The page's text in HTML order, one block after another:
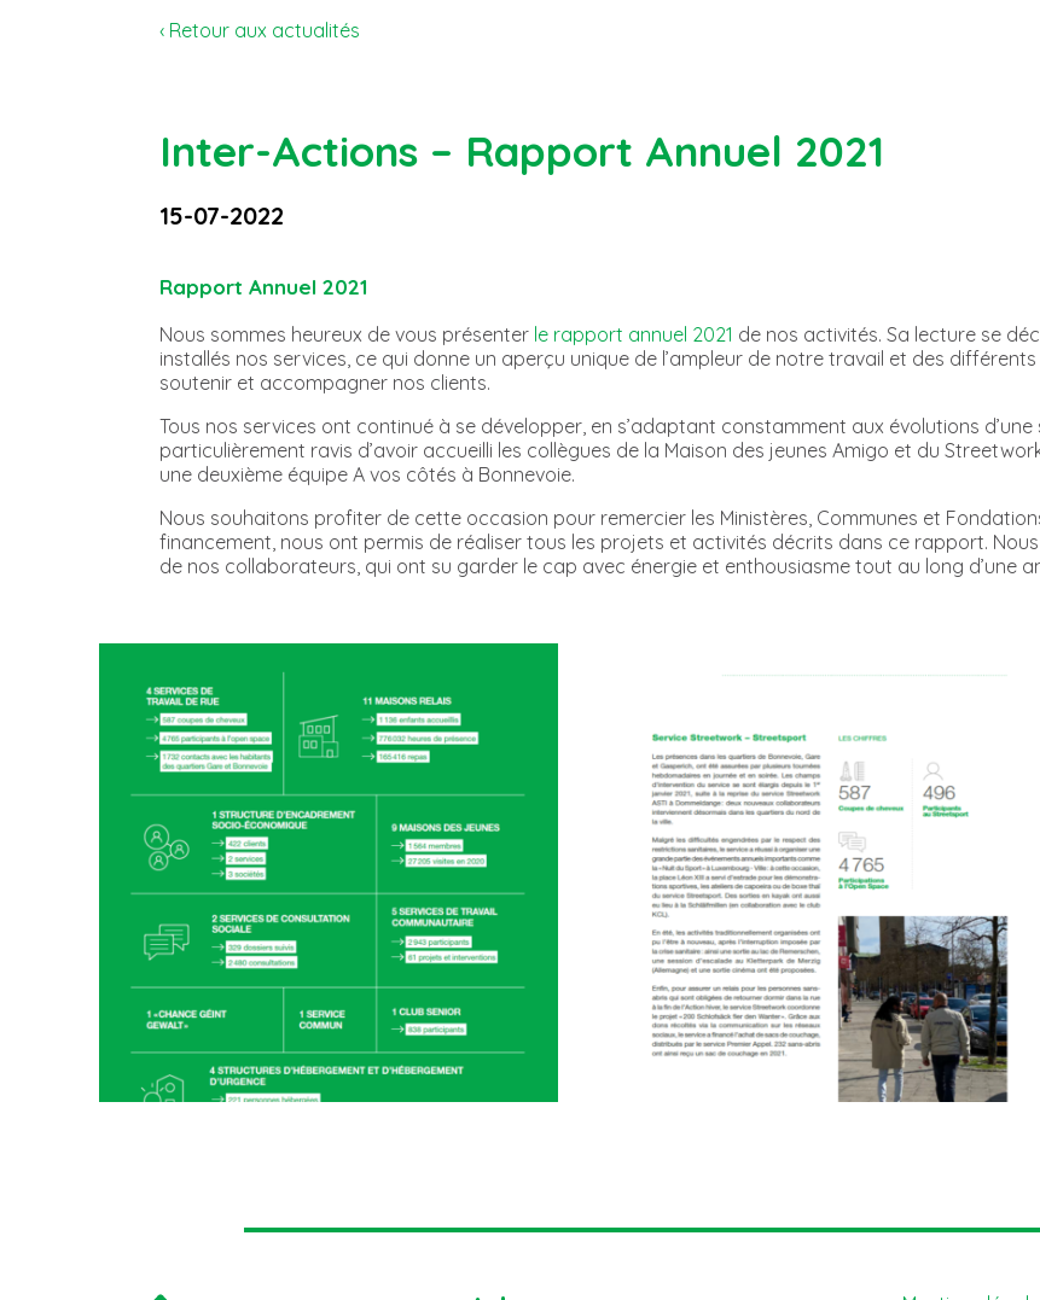
‹ Retour aux actualités
Inter-Actions – Rapport Annuel 2021
15-07-2022
Rapport Annuel 2021
Nous sommes heureux de vous présenter le rapport annuel 2021 de nos activités. Sa lecture se
installés nos services, ce qui donne un aperçu unique de l’ampleur de notre travail et des
soutenir et accompagner nos clients.
Tous nos services ont continué à se développer, en s’adaptant constamment aux évolutions
particulièrement ravis d’avoir accueilli les collègues de la Maison des jeunes Amigo et du
une deuxième équipe A vos côtés à Bonnevoie.
Nous souhaitons profiter de cette occasion pour remercier les Ministères, Communes et
financement, nous ont permis de réaliser tous les projets et activités décrits dans ce rapport.
de nos collaborateurs, qui ont su garder le cap avec énergie et enthousiasme tout au long d’une